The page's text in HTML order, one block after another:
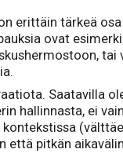
erittäin tärkeä
ovat
Saatavilla
hallinnasta, ei
että pitkän